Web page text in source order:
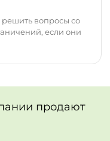
вопросы со
если они
продают